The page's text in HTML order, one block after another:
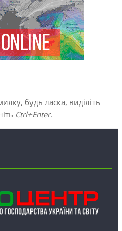
будь ласка, виділіть
Ctrl+Enter.